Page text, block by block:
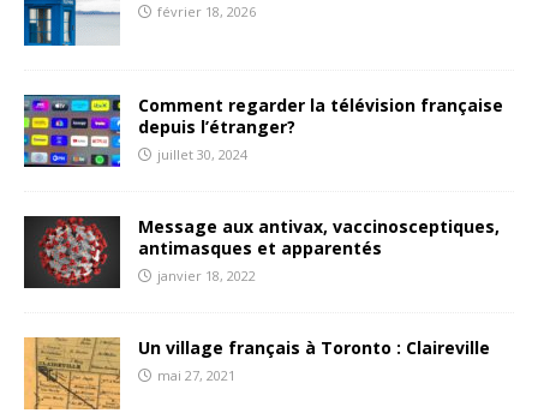
février 18, 2026
Comment regarder la télévision française
depuis l’étranger?
juillet 30, 2024
Message aux antivax, vaccinosceptiques,
antimasques et apparentés
janvier 18, 2022
Un village français à Toronto : Claireville
mai 27, 2021